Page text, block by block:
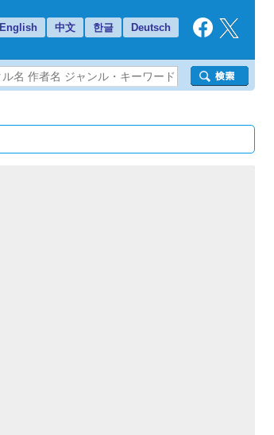
English 中文 한글 Deutsch